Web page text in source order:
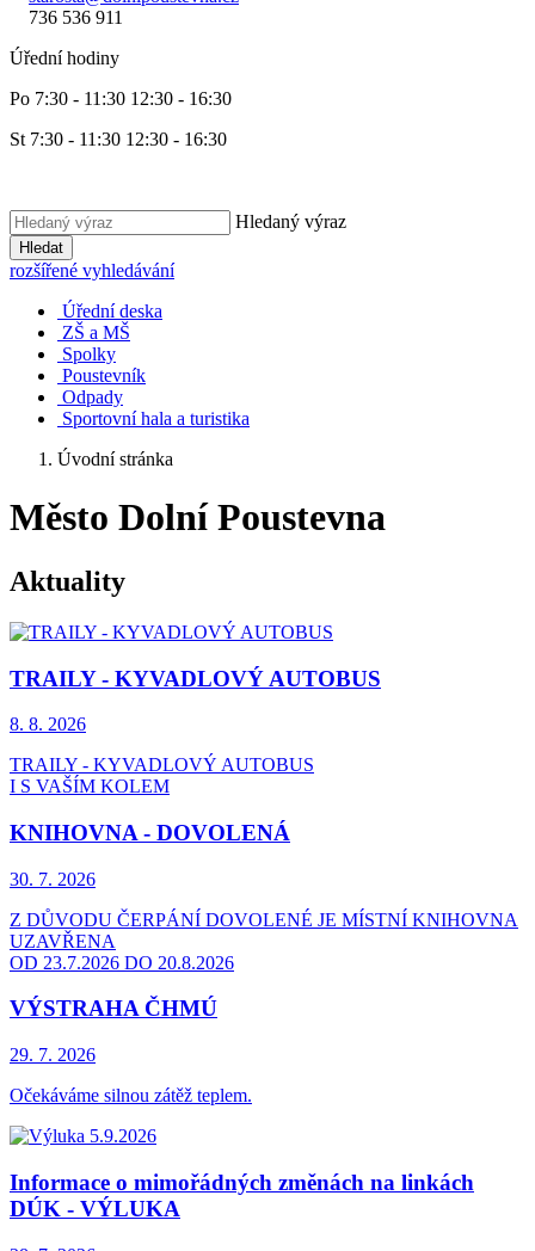
736 536 911
Úřední hodiny
Po 7:30 - 11:30 12:30 - 16:30
St 7:30 - 11:30 12:30 - 16:30
Hledaný výraz
Hledat
rozšířené vyhledávání
Úřední deska
ZŠ a MŠ
Spolky
Poustevník
Odpady
Sportovní hala a turistika
Úvodní stránka
Město Dolní Poustevna
Aktuality
TRAILY - KYVADLOVÝ AUTOBUS
8. 8. 2026
TRAILY - KYVADLOVÝ AUTOBUS
I S VAŠÍM KOLEM
KNIHOVNA - DOVOLENÁ
30. 7. 2026
Z DŮVODU ČERPÁNÍ DOVOLENÉ JE MÍSTNÍ KNIHOVNA
UZAVŘENA
OD 23.7.2026 DO 20.8.2026
VÝSTRAHA ČHMÚ
29. 7. 2026
Očekáváme silnou zátěž teplem.
Informace o mimořádných změnách na linkách
DÚK - VÝLUKA